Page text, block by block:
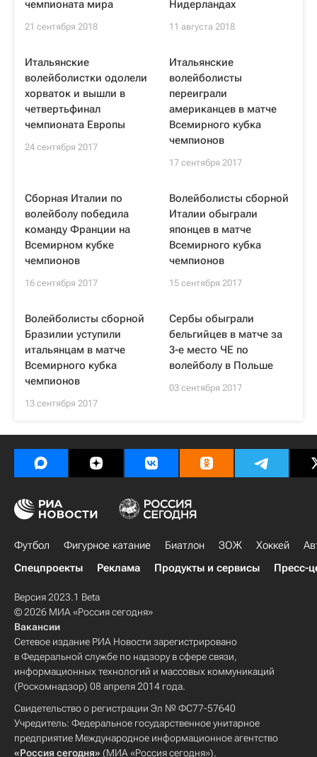
чемпионата мира
21 сентября 2018
Нидерландах
11 августа 2018
Итальянские
волейболистки одолели
хорваток и вышли в
четвертьфинал
чемпионата Европы
24 сентября 2017
Итальянские
волейболисты
переиграли
американцев в матче
Всемирного кубка
чемпионов
17 сентября 2017
Сборная Италии по
волейболу победила
команду Франции на
Всемирном кубке
чемпионов
16 сентября 2017
Волейболисты сборной
Италии обыграли
японцев в матче
Всемирного кубка
чемпионов
15 сентября 2017
Волейболисты сборной
Бразилии уступили
итальянцам в матче
Всемирного кубка
чемпионов
13 сентября 2017
Сербы обыграли
бельгийцев в матче за
3-е место ЧЕ по
волейболу в Польше
03 сентября 2017
Футбол Фигурное катание Биатлон ЗОЖ Хоккей
Спецпроекты
Реклама Продукты и сервисы Пресс-
Версия 2023.1 Beta
© 2026 МИА «Россия сегодня»
Вакансии
Сетевое издание РИА Новости зарегистрировано
в Федеральной службе по надзору в сфере связи,
информационных технологий и массовых коммуникаций
(Роскомнадзор) 08 апреля 2014 года.
Свидетельство о регистрации Эл № ФС77-57640
Учредитель: Федеральное государственное унитарное
предприятие Международное информационное агентство
«Россия сегодня» (МИА «Россия сегодня»).